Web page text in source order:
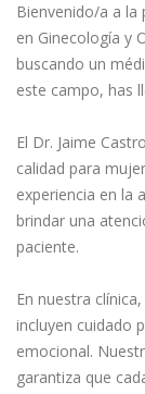
Bienvenido/a a la
en Ginecología y
buscando un
este campo, has
El Dr. Jaime
calidad para
experiencia en la
brindar una
paciente.⁣
En nuestra
incluyen cuidado
emocional.
garantiza que